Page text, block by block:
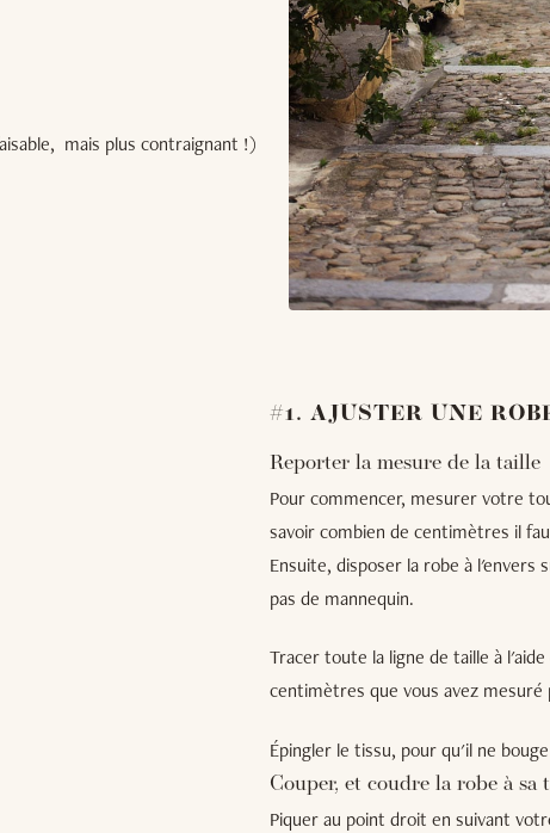
mais plus contraignant !)
#1. AJUSTER UNE
Reporter la mesure de la taille
Pour commencer, mesurer votre
savoir combien de centimètres il
Ensuite, disposer la robe à l'envers
pas de mannequin.
Tracer toute la ligne de taille à
centimètres que vous avez
Épingler le tissu, pour qu'il ne
Couper, et coudre la robe à sa
Piquer au point droit en suivant